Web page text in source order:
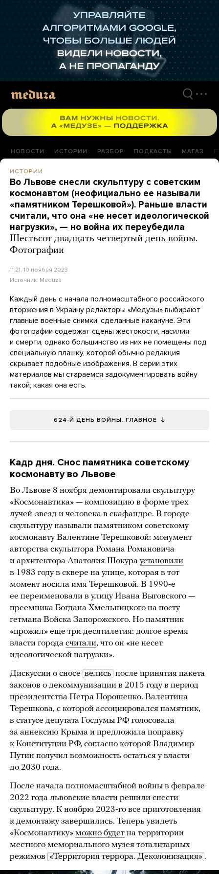
НОВОСТИ ИСТОРИИ РАЗБОР ПОДКАСТЫ МАГАЗ
ИСТОРИИ
Во Львове снесли скульптуру с советским
космонавтом (неофициально ее называли
«памятником Терешковой»). Раньше власти
считали, что она «не несет идеологической
нагрузки», — но война их переубедила
Шестьсот двадцать четвертый день войны.
Фотографии
11:21, 10 ноября 2023
Источник: Meduza
Каждый день с начала полномасштабного российского
вторжения в Украину редакторы «Медузы» выбирают
главные военные снимки, сделанные накануне. Эти
фотографии содержат сцены жестокости, насилия
и смерти, однако большинство из них не помещены под
специальную плашку, которой обычно редакция
скрывает подобные изображения. В серии этих
материалов мы стараемся задокументировать войну
такой, какая она есть.
624-Й ДЕНЬ ВОЙНЫ. ГЛАВНОЕ
Кадр дня. Снос памятника советскому
космонавту во Львове
Во Львове 8 ноября демонтировали скульптуру
«Космонавтика» — композицию в форме трех
лучей-звезд и человека в скафандре. В городе
скульптуру называли памятником советскому
космонавту Валентине Терешковой: монумент
авторства скульптора Романа Романовича
и архитектора Анатолия Шокура установили
в 1983 году в сквере на улице, которая в тот
момент носила имя Терешковой. В 1990-е
ее переименовали в улицу Ивана Выговского —
преемника Богдана Хмельницкого на посту
гетмана Войска Запорожского. Но памятник
«прожил» еще три десятилетия: долгое время
власти города считали, что он «не несет
идеологической нагрузки».
Дискуссии о сносе велись после принятия пакета
законов о декоммунизации в 2015 году в период
президентства Петра Порошенко. Валентина
Терешкова, с которой ассоциировался памятник,
в статусе депутата Госдумы РФ голосовала
за аннексию Крыма и предложила поправку
к Конституции РФ, согласно которой Владимир
Путин получил возможность остаться у власти
до 2030 года.
После начала полномасштабной войны в феврале
2022 года львовские власти решили снести
скульптуру. К ноябрю 2023-го все приготовления
к демонтажу завершились. Теперь увидеть
«Космонавтику» можно будет на территории
местного мемориального музея тоталитарных
режимов «Территория террора. Деколонизация» .